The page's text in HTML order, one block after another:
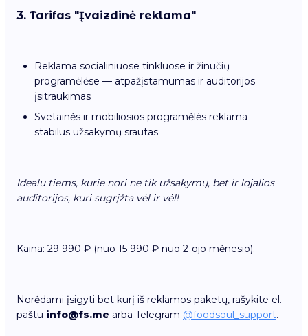
3. Tarifas "Įvaizdinė reklama"
Reklama socialiniuose tinkluose ir žinučių
programėlėse — atpažįstamumas ir auditorijos
įsitraukimas
Svetainės ir mobiliosios programėlės reklama —
stabilus užsakymų srautas
Idealu tiems, kurie nori ne tik užsakymų, bet ir lojalios
auditorijos, kuri sugrįžta vėl ir vėl!
Kaina: 29 990 ₽ (nuo 15 990 ₽ nuo 2-ojo mėnesio).
Norėdami įsigyti bet kurį iš reklamos paketų, rašykite el.
paštu info@fs.me arba Telegram @foodsoul_support.